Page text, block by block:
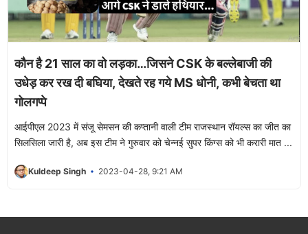
कौन है 21 साल का वो लड़का…जिसने CSK के बल्लेबाजी की
उधेड़ कर रख दी बघिया, देखते रह गये MS धोनी, कभी बेचता था
गोलगप्पे
आईपीएल 2023 में संजू सेमसन की कप्तानी वाली टीम राजस्थान रॉयल्स का जीत का
सिलसिला जारी है, अब इस टीम ने गुरुवार को चेन्नई सुपर किंग्स को भी करारी मात ...
Kuldeep Singh 2023-04-28, 9:21 AM